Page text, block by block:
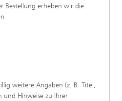
Bestellung erheben wir die
weitere Angaben (z. B. Titel,
und Hinweise zu Ihrer